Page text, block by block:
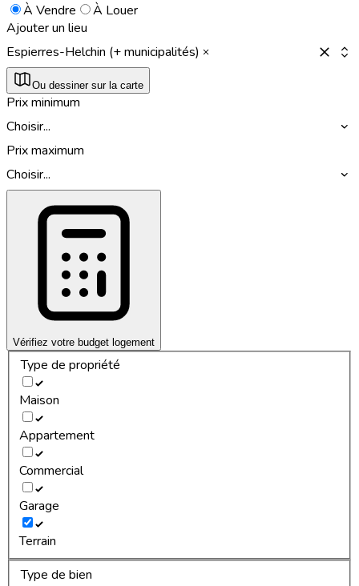
À Vendre
À Louer
Ajouter un lieu
Espierres-Helchin (+ municipalités)
Ou dessiner sur la carte
Prix minimum
Choisir...
Prix maximum
Choisir...
Vérifiez votre budget logement
Type de propriété
Maison
Appartement
Commercial
Garage
Terrain
Type de bien